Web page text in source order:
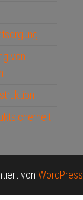
von
von WordPress